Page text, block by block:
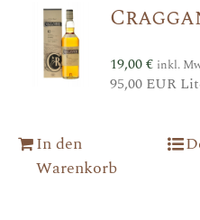
19,00€ inkl.
95,00 EUR
In den
Warenkorb